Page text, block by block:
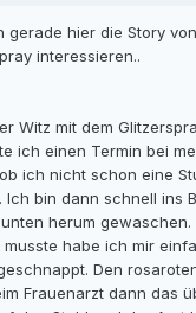
gerade hier die Story
interessieren..
Witz mit dem
ich einen Termin bei
ich nicht schon eine
Ich bin dann schnell ins
herum gewaschen.
musste habe ich mir
Den
Frauenarzt dann das